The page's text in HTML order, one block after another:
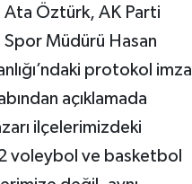
Öztürk, AK Parti
Spor Müdürü Hasan
protokol imza
açıklamada
ilçelerimizdeki
voleybol ve basketbol